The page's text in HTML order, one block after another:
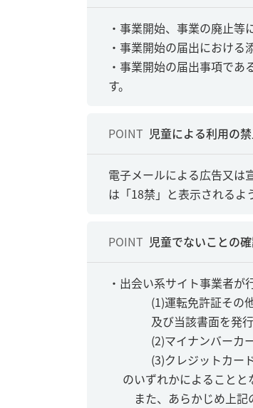
・事業開始、事業の廃止等
・事業開始の届出における
・事業開始の届出事項で
す。
POINT 児童による利用の
電子メールによる広告又は
は「18禁」と表示されるよ
POINT 児童でないことの
・出会い系サイト事業者が
(1)運転免許証その
及び当該書面を発
(2)マイナンバーカ
(3)クレジットカー
のいずれかによることと
また、あらかじめ上記